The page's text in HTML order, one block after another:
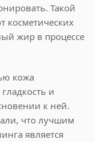
Такой
косметических
жир в процессе
кожа
и
к ней.
что лучшим
является